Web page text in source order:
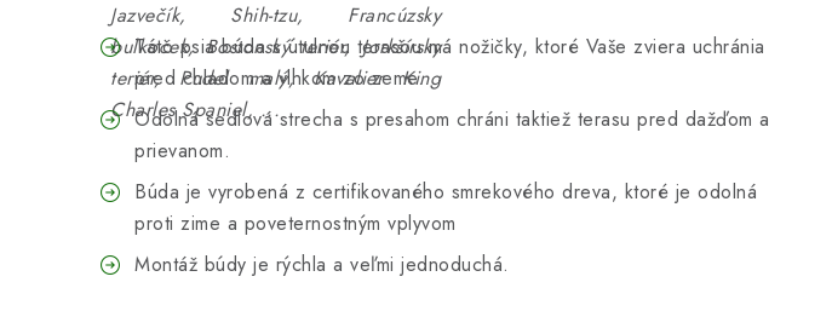
Jazvečík, Shih-tzu, Francúzsky
bulkoček, Bostonský teriér, Jorkšírsky
teriér, Pudel malý, Kavalier King
Charles Spaniel, ...
Táto psia búda s útulnou terasou má nožičky, ktoré Vaše zviera uchránia
pred chladom a vlhkom zo zeme.
Odolná sedlová strecha s presahom chráni taktiež terasu pred dažďom a
prievanom.
Búda je vyrobená z certifikovaného smrekového dreva, ktoré je odolná
proti zime a poveternostným vplyvom
Montáž búdy je rýchla a veľmi jednoduchá.